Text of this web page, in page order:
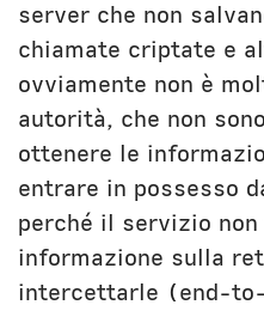
server che non
chiamate criptate e
ovviamente non è
autorità, che non
ottenere le
entrare in possesso
perché il servizio
informazione sulla
intercettarle (end-